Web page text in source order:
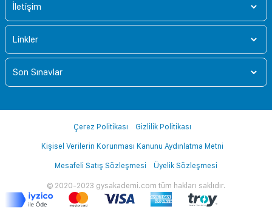
İletişim
Linkler
Son Sınavlar
© 2020-2023 gysakademi.com tüm hakları saklıdır.
Çerez Politikası Gizlilik Politikası
Kişisel Verilerin Korunması Kanunu Aydınlatma Metni
Mesafeli Satış Sözleşmesi Üyelik Sözleşmesi